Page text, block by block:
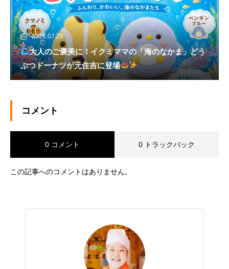
2026.07.28
大人のご褒美に！イクミママの「海のなかま」どう
ぶつドーナツが元住吉に登場
コメント
0 コメント 0 トラックバック
この記事へのコメントはありません。